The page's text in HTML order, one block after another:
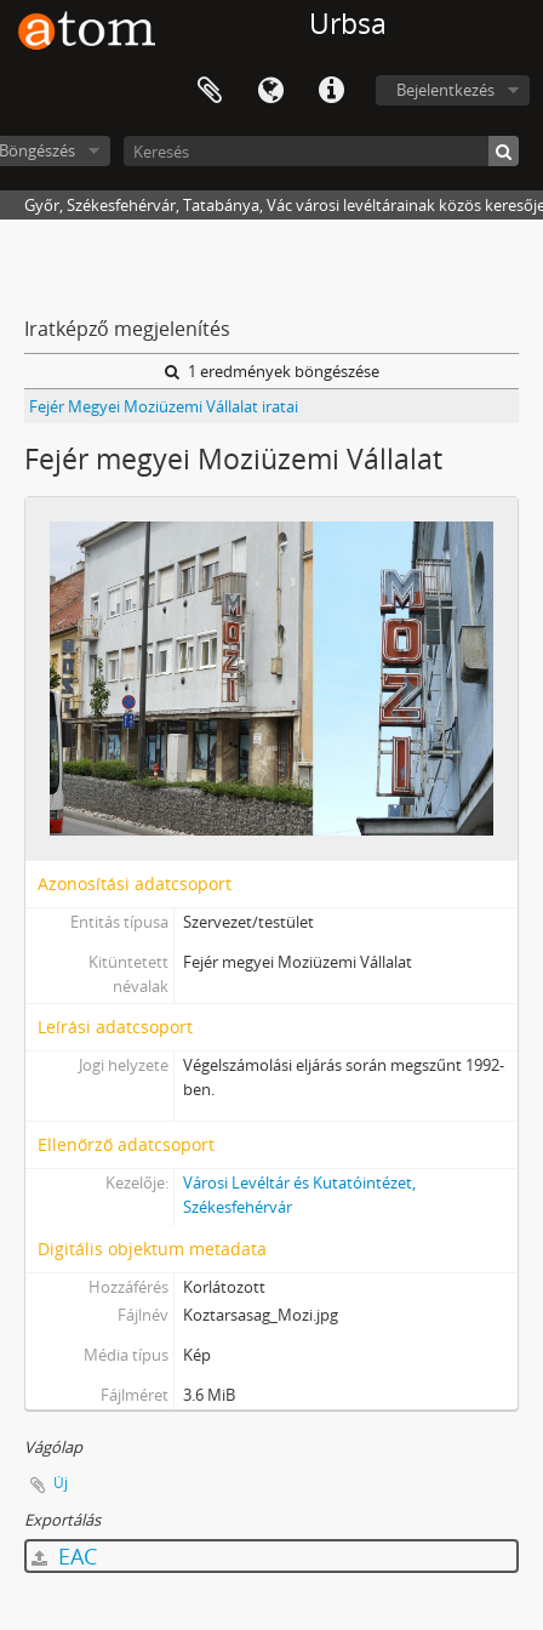
Urbsa
Bejelentkezés
Győr, Székesfehérvár, Tatabánya, Vác városi levéltárainak közös
Iratképző megjelenítés
1 eredmények böngészése
Fejér Megyei Moziüzemi Vállalat iratai
Fejér megyei Moziüzemi Vállalat
Azonosítási adatcsoport
Entitás típusa
Szervezet/testület
Kitüntetett
névalak
Fejér megyei Moziüzemi Vállalat
Leírási adatcsoport
Jogi helyzete
Végelszámolási eljárás során megszűnt 1992-
ben.
Ellenőrző adatcsoport
Kezelője:
Városi Levéltár és Kutatóintézet,
Székesfehérvár
Digitális objektum metadata
Hozzáférés
Korlátozott
Fájlnév
Koztarsasag_Mozi.jpg
Média típus
Kép
Fájlméret
3.6 MiB
Vágólap
Új
Exportálás
EAC